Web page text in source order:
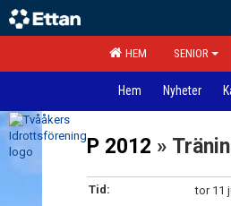
HEM SENIOR
Hem Nyheter
P 2012 »
Tid:
tor 11